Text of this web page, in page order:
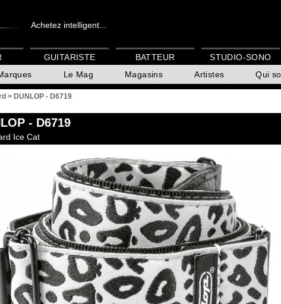
Achetez intelligent...
Le Mag Magasins Artistes Qui
GUITARISTE BATTEUR STUDIO-SONO
> DUNLOP - D6719
- D6719
Ice Cat